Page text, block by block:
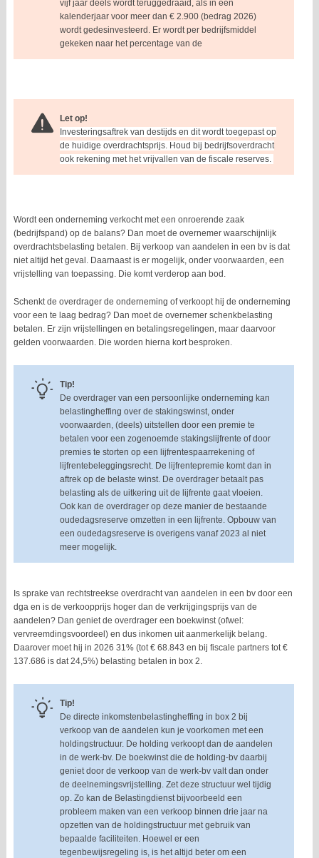
vijf jaar deels wordt teruggedraaid, als in een
kalenderjaar voor meer dan € 2.900 (bedrag 2026)
wordt gedesinvesteerd. Er wordt per bedrijfsmiddel
gekeken naar het percentage van de
Let op!
Investeringsaftrek van destijds en dit wordt toegepast op
de huidige overdrachtsprijs. Houd bij bedrijfsoverdracht
ook rekening met het vrijvallen van de fiscale reserves.
Wordt een onderneming verkocht met een onroerende zaak
(bedrijfspand) op de balans? Dan moet de overnemer waarschijnlijk
overdrachtsbelasting betalen. Bij verkoop van aandelen in een bv is dat
niet altijd het geval. Daarnaast is er mogelijk, onder voorwaarden, een
vrijstelling van toepassing. Die komt verderop aan bod.
Schenkt de overdrager de onderneming of verkoopt hij de onderneming
voor een te laag bedrag? Dan moet de overnemer schenkbelasting
betalen. Er zijn vrijstellingen en betalingsregelingen, maar daarvoor
gelden voorwaarden. Die worden hierna kort besproken.
Tip!
De overdrager van een persoonlijke onderneming kan
belastingheffing over de stakingswinst, onder
voorwaarden, (deels) uitstellen door een premie te
betalen voor een zogenoemde stakingslijfrente of door
premies te storten op een lijfrentespaarrekening of
lijfrentebeleggingsrecht. De lijfrentepremie komt dan in
aftrek op de belaste winst. De overdrager betaalt pas
belasting als de uitkering uit de lijfrente gaat vloeien.
Ook kan de overdrager op deze manier de bestaande
oudedagsreserve omzetten in een lijfrente. Opbouw van
een oudedagsreserve is overigens vanaf 2023 al niet
meer mogelijk.
Is sprake van rechtstreekse overdracht van aandelen in een bv door een
dga en is de verkoopprijs hoger dan de verkrijgingsprijs van de
aandelen? Dan geniet de overdrager een boekwinst (ofwel:
vervreemdingsvoordeel) en dus inkomen uit aanmerkelijk belang.
Daarover moet hij in 2026 31% (tot € 68.843 en bij fiscale partners tot €
137.686 is dat 24,5%) belasting betalen in box 2.
Tip!
De directe inkomstenbelastingheffing in box 2 bij
verkoop van de aandelen kun je voorkomen met een
holdingstructuur. De holding verkoopt dan de aandelen
in de werk-bv. De boekwinst die de holding-bv daarbij
geniet door de verkoop van de werk-bv valt dan onder
de deelnemingsvrijstelling. Zet deze structuur wel tijdig
op. Zo kan de Belastingdienst bijvoorbeeld een
probleem maken van een verkoop binnen drie jaar na
opzetten van de holdingstructuur met gebruik van
bepaalde faciliteiten. Hoewel er een
tegenbewijsregeling is, is het altijd beter om een